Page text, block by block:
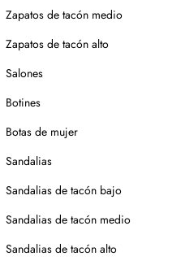
Zapatos de tacón medio
Zapatos de tacón alto
Salones
Botines
Botas de mujer
Sandalias
Sandalias de tacón bajo
Sandalias de tacón medio
Sandalias de tacón alto